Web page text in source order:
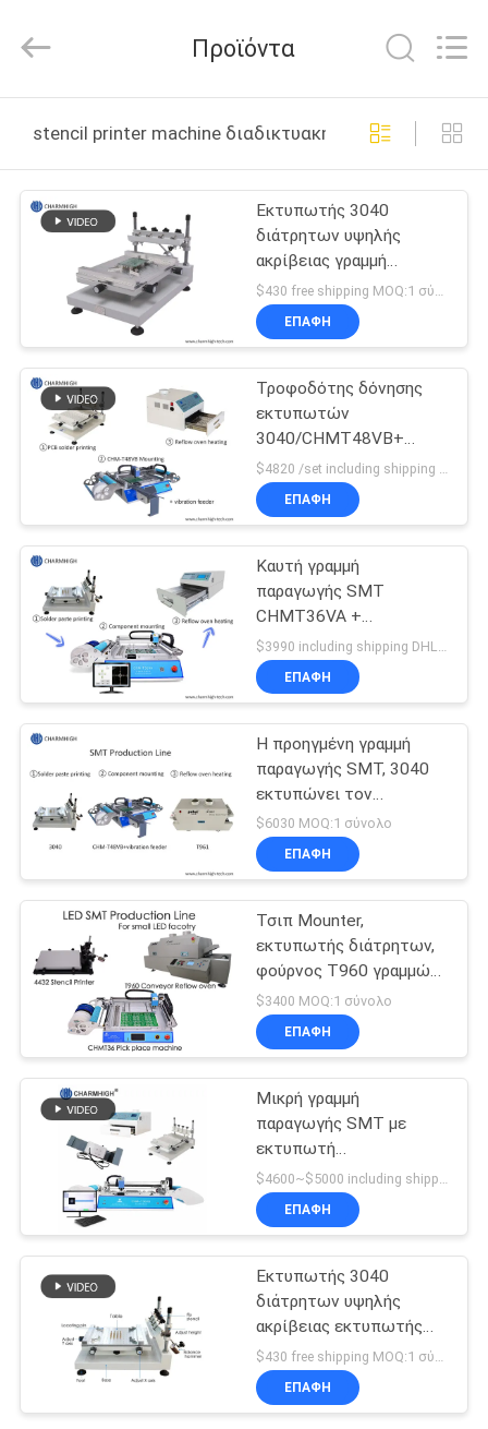
ΠΡΟΪΌΝΤΑ
ΒΊΝΤΕΟ
ΣΧΕΤΙΚΆ
ΜΕ
ΕΜΆΣ
ΕΠΙΣΚΈΨΕΙΣ
ΕΡΓΟΣΤΆΣΙΟ
ΈΛΕΓΧΟΣ
ΠΟΙΌΤΗΤΑΣ
ΕΠΙΚΟΙΝΩΝΉΣΤΕ
ΜΑΖΊ
SHOPPING
ON
ΧΆΡΤΗΣ
ΙΣΤΟΣΕΛΊΔΑΣ
ΠΟΛΙΤΙΚΉ
ΑΠΟΡΡΉΤΟΥ
TECHNOLOGY
LIMITED.
Reserved.
Προϊόντα
stencil printer machine διαδικτυακή κατασκευή
Εκτυπωτής 3040
διάτρητων υψηλής
ακρίβειας γραμμή
παραγωγής εκτυπωτών
με το χέρι SMT
μεταξιού SMT
$430 free shipping MOQ:1 σύνολο
ΕΠΑΦΉ
Τροφοδότης δόνησης
εκτυπωτών
3040/CHMT48VB+
διάτρητων, γραμμή
συνελεύσεων PCB SMT/
φούρνος brt-420
ΕΠΑΦΉ
Καυτή γραμμή
παραγωγής SMT
CHMT36VA +
εκτυπωτής 3040
διάτρητων + φούρνος
T962A
ΕΠΑΦΉ
Η προηγμένη γραμμή
παραγωγής SMT, 3040
εκτυπώνει τον
εκτυπωτή/τη μηχανή
CHMT48VB Pnp/το
φούρνο T961
$6030 MOQ:1 σύνολο
ΕΠΑΦΉ
Τσιπ Mounter,
εκτυπωτής διάτρητων,
φούρνος T960 γραμμών
παραγωγής CHMT36
SMT οδηγήσεων
επανακυκλοφορίας, για
$3400 MOQ:1 σύνολο
ΕΠΑΦΉ
Μικρή γραμμή
παραγωγής SMT με
εκτυπωτή
γραμματοσειράς
ΕΠΑΦΉ
Εκτυπωτής 3040
διάτρητων υψηλής
ακρίβειας εκτυπωτής
μεταξιού, εργασία με την
επιλογή SMT και μηχανή
θέσεων
ΕΠΑΦΉ